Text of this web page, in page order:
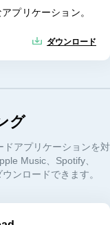
プリケーション。
ダウンロード
グ
ドアプリケーションを対
Music、Spotify、
ンロードできます。